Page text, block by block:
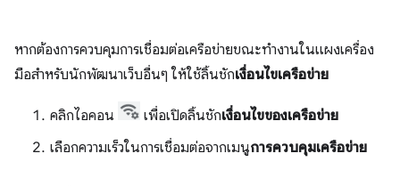
หากต้องการควบคุมการเชื่อมต่อเครือข่ายขณะทำงานในแผงเครื่อง
มือสำหรับนักพัฒนาเว็บอื่นๆ ให้ใช้ลิ้นชักเงื่อนไขเครือข่าย
คลิกไอคอน เพื่อเปิดลิ้นชักเงื่อนไขของเครือข่าย
เลือกความเร็วในการเชื่อมต่อจากเมนูการควบคุมเครือข่าย